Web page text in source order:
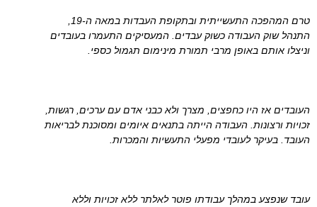
התנהל שוק העבודה כשוק עבדים. המעסיקים התעמרו בעובדים
וניצלו אותם באופן מרבי תמורת מינימום תגמול כספי.
העובדים אז היו כחפצים, מצרך ולא כבני אדם עם ערכים, רגשות,
זכויות ורצונות. העבודה הייתה בתנאים איומים ומסוכנת לבריאות
העובד. בעיקר לעובדי מפעלי התעשיות והמכרות.
עובד שנפצע במהלך עבודתו פוטר לאלתר ללא זכויות וללא